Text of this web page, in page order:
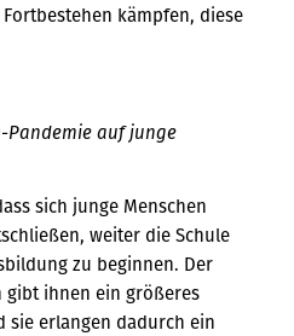
kämpfen, diese
Pandemie auf junge
sich junge Menschen
weiter die Schule
zu beginnen. Der
ihnen ein größeres
sie erlangen dadurch ein